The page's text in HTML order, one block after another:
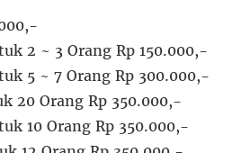
2 ~ 3 Orang Rp 150.000,-
5 ~ 7 Orang Rp 300.000,-
20 Orang Rp 350.000,-
10 Orang Rp 350.000,-